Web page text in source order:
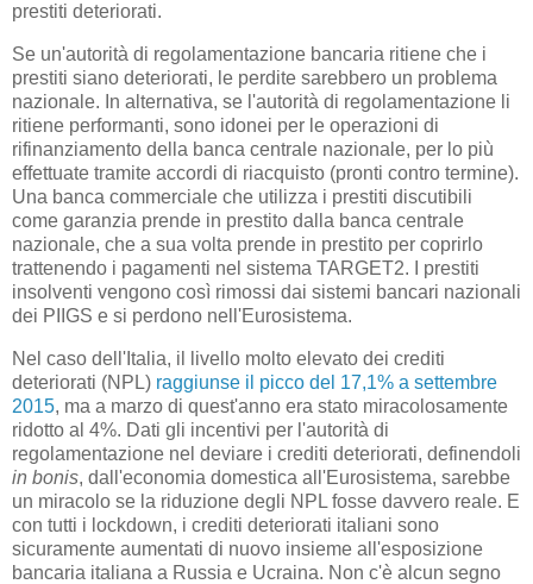
prestiti deteriorati.
Se un'autorità di regolamentazione bancaria ritiene che i
prestiti siano deteriorati, le perdite sarebbero un problema
nazionale. In alternativa, se l'autorità di regolamentazione li
ritiene performanti, sono idonei per le operazioni di
rifinanziamento della banca centrale nazionale, per lo più
effettuate tramite accordi di riacquisto (pronti contro termine).
Una banca commerciale che utilizza i prestiti discutibili
come garanzia prende in prestito dalla banca centrale
nazionale, che a sua volta prende in prestito per coprirlo
trattenendo i pagamenti nel sistema TARGET2. I prestiti
insolventi vengono così rimossi dai sistemi bancari nazionali
dei PIIGS e si perdono nell'Eurosistema.
Nel caso dell'Italia, il livello molto elevato dei crediti
deteriorati (NPL) raggiunse il picco del 17,1% a settembre
2015, ma a marzo di quest'anno era stato miracolosamente
ridotto al 4%. Dati gli incentivi per l'autorità di
regolamentazione nel deviare i crediti deteriorati, definendoli
in bonis, dall'economia domestica all'Eurosistema, sarebbe
un miracolo se la riduzione degli NPL fosse davvero reale. E
con tutti i lockdown, i crediti deteriorati italiani sono
sicuramente aumentati di nuovo insieme all'esposizione
bancaria italiana a Russia e Ucraina. Non c'è alcun segno